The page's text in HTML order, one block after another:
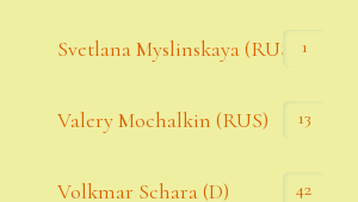
Svetlana Myslinskaya (RUS) 1
Valery Mochalkin (RUS) 13
Volkmar Schara (D) 42